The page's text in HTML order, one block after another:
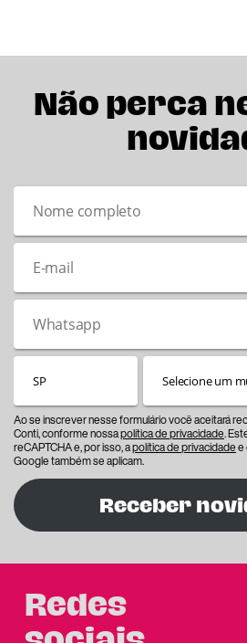
Não perca
Ao se inscrever nesse formulário você aceitará
Conti, conforme nossapolítica de privacidade.
reCAPTCHA e, por isso, apolítica de privacidadee
Google também se aplicam.
Receber
Redes